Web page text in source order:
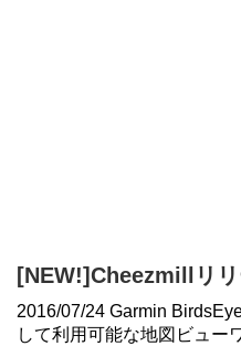
[NEW!]Cheezmillリリ
2016/07/24 Garmin
して利用可能な地図ビュー